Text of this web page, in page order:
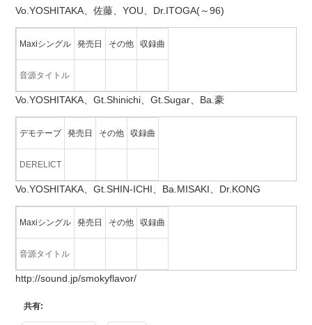
Vo.YOSHITAKA、佐藤、YOU、Dr.ITOGA(～96)
Maxiシングル 発売日 その他 収録曲
音源タイトル
Vo.YOSHITAKA、Gt.Shinichi、Gt.Sugar、Ba.豪
デモテープ 発売日 その他 収録曲
DERELICT
Vo.YOSHITAKA、Gt.SHIN-ICHI、Ba.MISAKI、Dr.KONG
Maxiシングル 発売日 その他 収録曲
音源タイトル
http://sound.jp/smokyflavor/
共有: